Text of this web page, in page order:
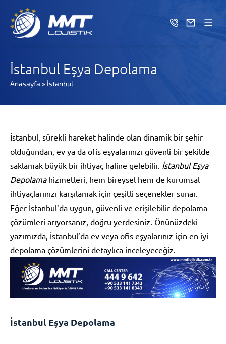
İstanbul Eşya Depolama
Anasayfa » İstanbul
İstanbul, sürekli hareket halinde olan dinamik bir şehir
olduğundan, ev ya da ofis eşyalarınızı güvenli bir şekilde
saklamak büyük bir ihtiyaç haline gelebilir. İstanbul Eşya
Depolamahizmetleri, hem bireysel hem de kurumsal
ihtiyaçlarınızı karşılamak için çeşitli seçenekler sunar.
Eğer İstanbul’da uygun, güvenli ve erişilebilir depolama
çözümleri arıyorsanız, doğru yerdesiniz. Önünüzdeki
yazımızda, İstanbul’da ev veya ofis eşyalarınız için en iyi
depolama çözümlerini detaylıca inceleyeceğiz.
İstanbul Eşya Depolama